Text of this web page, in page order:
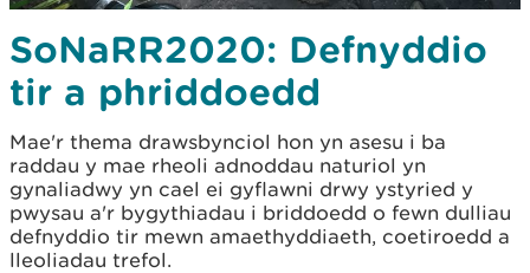
SoNaRR2020: Defnyddio
tir a phriddoedd
Mae'r thema drawsbynciol hon yn asesu i ba
raddau y mae rheoli adnoddau naturiol yn
gynaliadwy yn cael ei gyflawni drwy ystyried y
pwysau a'r bygythiadau i briddoedd o fewn dulliau
defnyddio tir mewn amaethyddiaeth, coetiroedd a
lleoliadau trefol.